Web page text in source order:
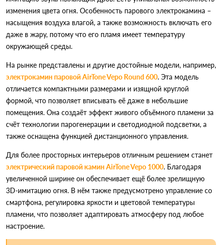
изменения цвета огня. Особенность парового электрокамина –
насыщения воздуха влагой, а также возможность включать его
даже в жару, потому что его пламя имеет температуру
окружающей среды.
На рынке представлены и другие достойные модели, например,
электрокамин паровой AirTone Vepo Round 600. Эта модель
отличается компактными размерами и изящной круглой
формой, что позволяет вписывать её даже в небольшие
помещения. Она создаёт эффект живого объёмного пламени за
счёт технологии парогенерации и светодиодной подсветки, а
также оснащена функцией дистанционного управления.
Для более просторных интерьеров отличным решением станет
электрический паровой камин AirTone Vepo 1000. Благодаря
увеличенной ширине он обеспечивает ещё более зрелищную
3D-имитацию огня. В нём также предусмотрено управление со
смартфона, регулировка яркости и цветовой температуры
пламени, что позволяет адаптировать атмосферу под любое
настроение.